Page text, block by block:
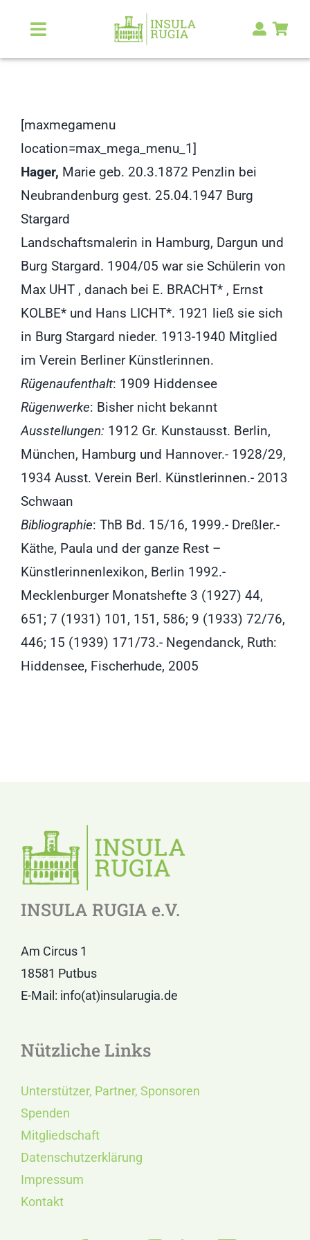
Inhalt
springen
Toggle
Navigation
RUGIA Shop
[maxmegamenu
location=max_mega_menu_1]
Hager, Marie geb. 20.3.1872 Penzlin bei
Neubrandenburg gest. 25.04.1947 Burg
Stargard
Landschaftsmalerin in Hamburg, Dargun und
Burg Stargard. 1904/05 war sie Schülerin von
Max UHT , danach bei E. BRACHT* , Ernst
KOLBE* und Hans LICHT*. 1921 ließ sie sich
in Burg Stargard nieder. 1913-1940 Mitglied
im Verein Berliner Künstlerinnen.
Rügenaufenthalt: 1909 Hiddensee
Rügenwerke: Bisher nicht bekannt
Ausstellungen: 1912 Gr. Kunstausst. Berlin,
München, Hamburg und Hannover.- 1928/29,
1934 Ausst. Verein Berl. Künstlerinnen.- 2013
Schwaan
Bibliographie: ThB Bd. 15/16, 1999.- Dreßler.-
Käthe, Paula und der ganze Rest –
Künstlerinnenlexikon, Berlin 1992.-
Mecklenburger Monatshefte 3 (1927) 44,
651; 7 (1931) 101, 151, 586; 9 (1933) 72/76,
446; 15 (1939) 171/73.- Negendanck, Ruth:
Hiddensee, Fischerhude, 2005
INSULA RUGIA e.V.
Am Circus 1
18581 Putbus
E-Mail: info(at)insularugia.de
Nützliche Links
Unterstützer, Partner, Sponsoren
Spenden
Mitgliedschaft
Datenschutzerklärung
Impressum
Kontakt